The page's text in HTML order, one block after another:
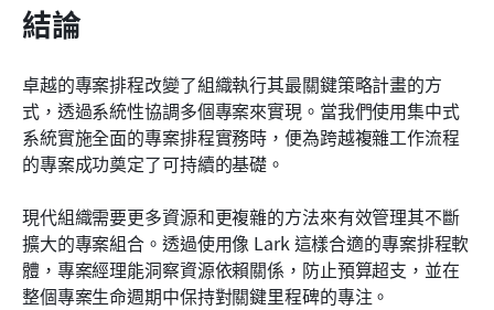
結論
卓越的專案排程改變了組織執行其最關鍵策略計畫的方
式，透過系統性協調多個專案來實現。當我們使用集中式
系統實施全面的專案排程實務時，便為跨越複雜工作流程
的專案成功奠定了可持續的基礎。
現代組織需要更多資源和更複雜的方法來有效管理其不斷
擴大的專案組合。透過使用像 Lark 這樣合適的專案排程軟
體，專案經理能洞察資源依賴關係，防止預算超支，並在
整個專案生命週期中保持對關鍵里程碑的專注。